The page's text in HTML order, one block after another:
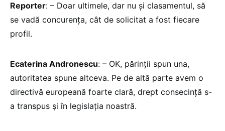
Reporter: – Doar ultimele, dar nu şi clasamentul, să
se vadă concurenţa, cât de solicitat a fost fiecare
profil.
Ecaterina Andronescu: – OK, părinţii spun una,
autoritatea spune altceva. Pe de altă parte avem o
directivă europeană foarte clară, drept consecinţă s-
a transpus şi în legislaţia noastră.